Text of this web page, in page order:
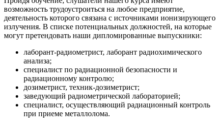
возможность трудоустроиться на любое предприятие,
деятельность которого связана с источниками ионизирующего
излучения. В списке потенциальных должностей, на которые
могут претендовать наши дипломированные выпускники:
лаборант-радиометрист, лаборант радиохимического
анализа;
специалист по радиационной безопасности и
радиационному контролю;
дозиметрист, техник-дозиметрист;
заведующий радиометрической лабораторией;
специалист, осуществляющий радиационный контроль
при приеме металлолома.